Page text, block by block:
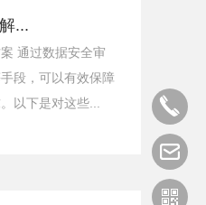
...
通过数据安全审
段，可以有效保障
以下是对这些...